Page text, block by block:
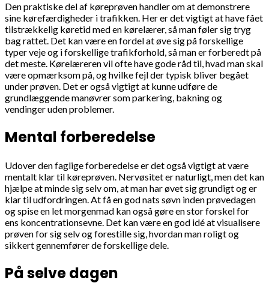
Den praktiske del af køreprøven handler om at demonstrere
sine kørefærdigheder i trafikken. Her er det vigtigt at have fået
tilstrækkelig køretid med en kørelærer, så man føler sig tryg
bag rattet. Det kan være en fordel at øve sig på forskellige
typer veje og i forskellige trafikforhold, så man er forberedt på
det meste. Kørelæreren vil ofte have gode råd til, hvad man skal
være opmærksom på, og hvilke fejl der typisk bliver begået
under prøven. Det er også vigtigt at kunne udføre de
grundlæggende manøvrer som parkering, bakning og
vendinger uden problemer.
Mental forberedelse
Udover den faglige forberedelse er det også vigtigt at være
mentalt klar til køreprøven. Nervøsitet er naturligt, men det kan
hjælpe at minde sig selv om, at man har øvet sig grundigt og er
klar til udfordringen. At få en god nats søvn inden prøvedagen
og spise en let morgenmad kan også gøre en stor forskel for
ens koncentrationsevne. Det kan være en god idé at visualisere
prøven for sig selv og forestille sig, hvordan man roligt og
sikkert gennemfører de forskellige dele.
På selve dagen